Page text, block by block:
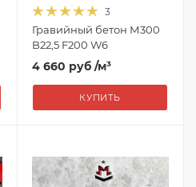
3
Гравийный бетон М300
B22,5 F200 W6
4 660 руб /м³
КУПИТЬ